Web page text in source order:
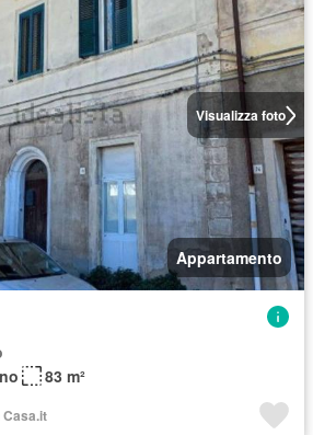
Visualizza foto
Appartamento
83 m²
Casa.it